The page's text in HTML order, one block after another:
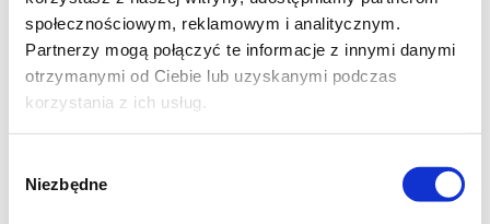
społecznościowym, reklamowym i analitycznym.
Partnerzy mogą połączyć te informacje z innymi danymi
otrzymanymi od Ciebie lub uzyskanymi podczas
korzystania z ich usług.
zgody
Niezbędne
Zupa pomidorowa ze świeżych pomidorów z